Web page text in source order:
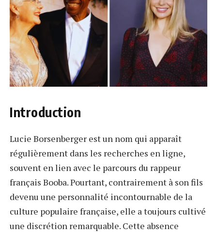
Introduction
Lucie Borsenberger est un nom qui apparaît
régulièrement dans les recherches en ligne,
souvent en lien avec le parcours du rappeur
français Booba. Pourtant, contrairement à son fils
devenu une personnalité incontournable de la
culture populaire française, elle a toujours cultivé
une discrétion remarquable. Cette absence